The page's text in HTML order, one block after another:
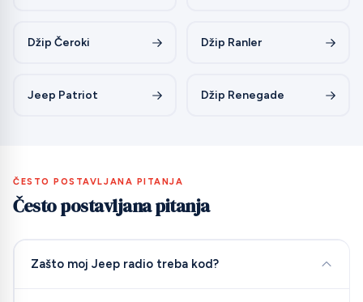
Džip Čeroki Džip Ranler
Jeep Patriot Džip Renegade
ČESTO POSTAVLJANA PITANJA
Često postavljana pitanja
Zašto moj Jeep radio treba kod?